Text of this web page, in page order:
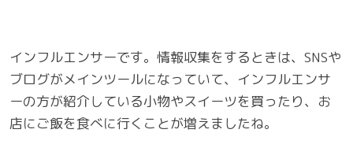
インフルエンサーです。情報収集をするときは、SNSや
ブログがメインツールになっていて、インフルエンサ
ーの方が紹介している小物やスイーツを買ったり、お
店にご飯を食べに行くことが増えましたね。